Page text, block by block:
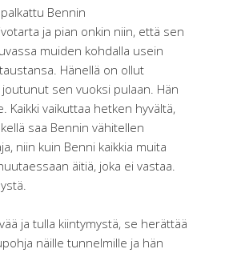
Bennin
ja pian onkin niin, että sen
muiden kohdalla usein
Hänellä on ollut
sen vuoksi pulaan. Hän
vaikuttaa hetken hyvältä,
saa Bennin vähitellen
niin kuin Benni kaikkia muita
äitiä, joka ei vastaa.
ja tulla kiintymystä, se herättää
näille tunnelmille ja hän